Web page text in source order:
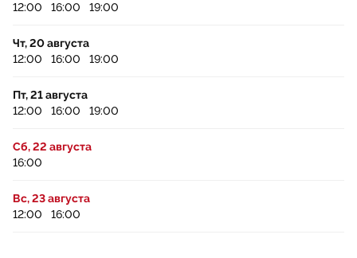
12:00
16:00 19:00
Чт, 20 августа
12:00
16:00 19:00
Пт, 21 августа
12:00
16:00 19:00
Сб, 22 августа
16:00
Вс, 23 августа
12:00
16:00